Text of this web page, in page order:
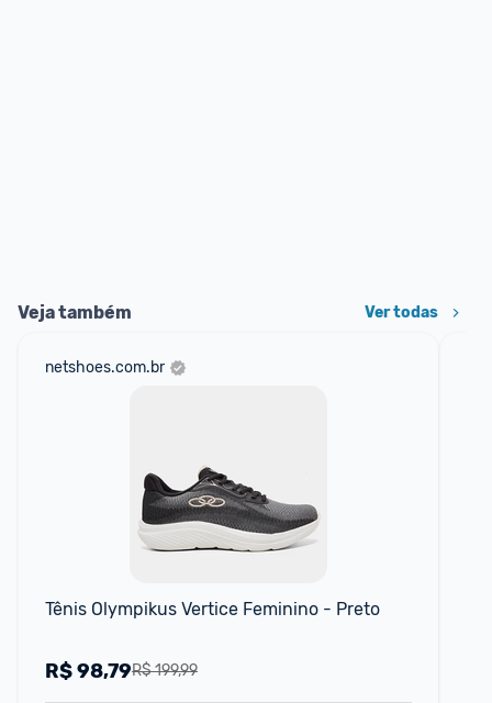
Veja também Ver todas
netshoes.com.br
Tênis Olympikus Vertice Feminino - Preto
R$ 199,99
R$98,79